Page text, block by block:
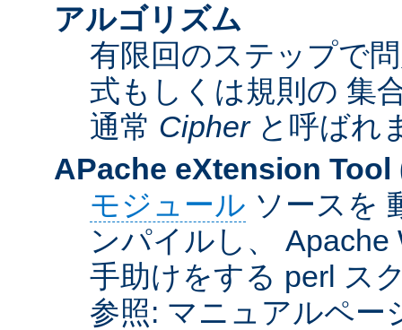
アルゴリズム
有限回のステップで
式もしくは規則の 集
通常 Cipherと呼ばれ
APache eXtension Tool
モジュール ソースを
ンパイルし、
手助けをする perl ス
参照: マニュアルペー